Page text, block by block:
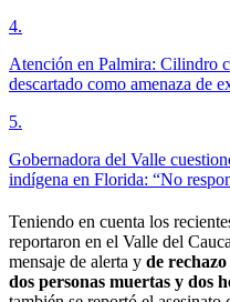
4.
Atención en Palmira: Cilindro
descartado como amenaza de
5.
Gobernadora del Valle
indígena en Florida: “No
Teniendo en cuenta los
reportaron en el Valle del
mensaje de alerta y de
dos personas muertas y dos